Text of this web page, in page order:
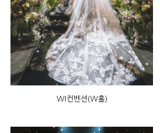
WI컨벤션(W홀)